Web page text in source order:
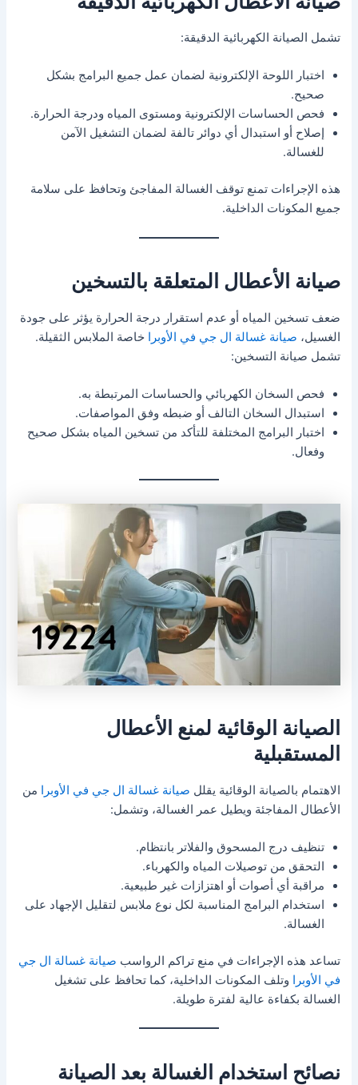
تشمل الصيانة الكهربائية الدقيقة:
اختبار اللوحة الإلكترونية لضمان عمل جميع البرامج بشكل
صحيح.
فحص الحساسات الإلكترونية ومستوى المياه ودرجة الحرارة.
إصلاح أو استبدال أي دوائر تالفة لضمان التشغيل الآمن
للغسالة.
هذه الإجراءات تمنع توقف الغسالة المفاجئ وتحافظ على سلامة
جميع المكونات الداخلية.
صيانة الأعطال المتعلقة بالتسخين
ضعف تسخين المياه أو عدم استقرار درجة الحرارة يؤثر على جودة
الغسيل، صيانة غسالة ال جي في الأوبرا خاصة الملابس الثقيلة.
تشمل صيانة التسخين:
فحص السخان الكهربائي والحساسات المرتبطة به.
استبدال السخان التالف أو ضبطه وفق المواصفات.
اختبار البرامج المختلفة للتأكد من تسخين المياه بشكل صحيح
وفعال.
الصيانة الوقائية لمنع الأعطال
المستقبلية
الاهتمام بالصيانة الوقائية يقلل صيانة غسالة ال جي في الأوبرا من
الأعطال المفاجئة ويطيل عمر الغسالة، وتشمل:
تنظيف درج المسحوق والفلاتر بانتظام.
التحقق من توصيلات المياه والكهرباء.
مراقبة أي أصوات أو اهتزازات غير طبيعية.
استخدام البرامج المناسبة لكل نوع ملابس لتقليل الإجهاد على
الغسالة.
تساعد هذه الإجراءات في منع تراكم الرواسب صيانة غسالة ال جي
في الأوبرا وتلف المكونات الداخلية، كما تحافظ على تشغيل
الغسالة بكفاءة عالية لفترة طويلة.
نصائح استخدام الغسالة بعد الصيانة